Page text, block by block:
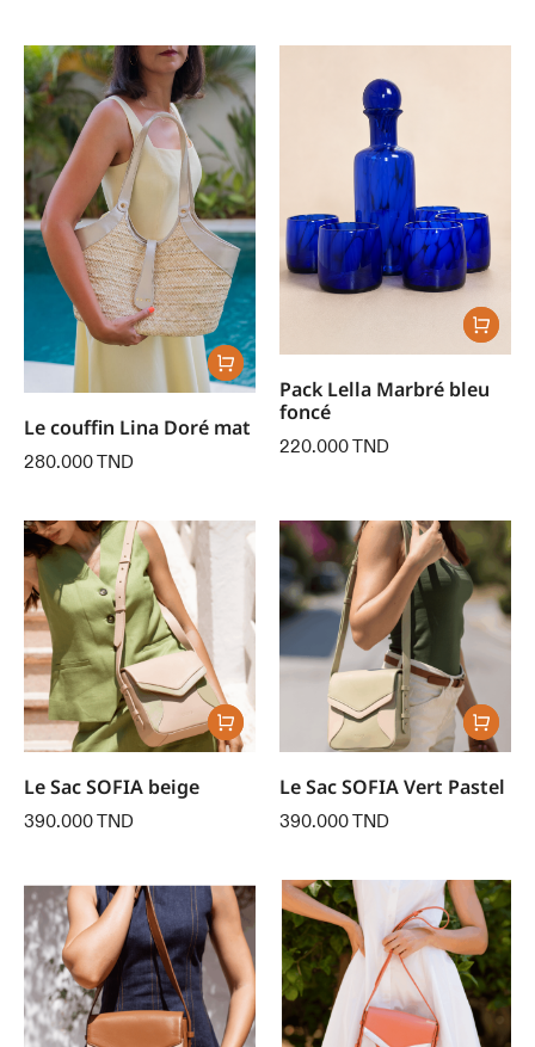
Le couffin Lina Doré mat
280.000TND
Pack Lella Marbré bleu
foncé
220.000TND
Le Sac SOFIA beige
390.000TND
Le Sac SOFIA Vert Pastel
390.000TND